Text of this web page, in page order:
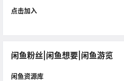
点击加入
闲鱼粉丝|闲鱼想要|闲鱼游览
闲鱼资源库